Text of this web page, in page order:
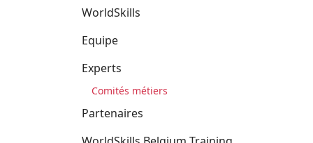
WorldSkills
Equipe
Experts
Comités métiers
Partenaires